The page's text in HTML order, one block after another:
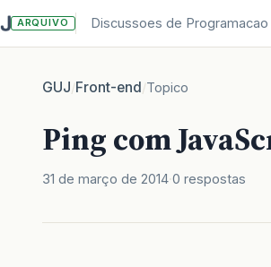
ARQUIVO Discussoes de
GUJ/Front-end/Topico
Ping com
31 de março de 2014 0 respostas